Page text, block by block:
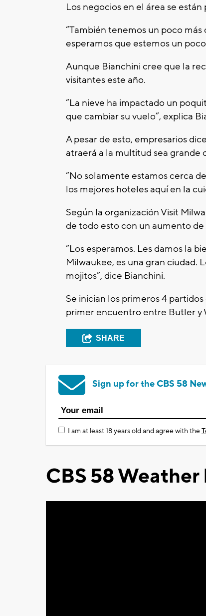
Los negocios en el área se
“También tenemos un poco
esperamos que estemos un
Aunque Bianchini cree que la
visitantes este año.
“La nieve ha impactado un
que cambiar su vuelo”, explica
A pesar de esto, empresarios
atraerá a la multitud sea grande
“No solamente estamos cerca
los mejores hoteles aquí en la
Según la organización Visit
de todo esto con un aumento
“Los esperamos. Les damos la
Milwaukee, es una gran ciudad.
mojitos”, dice Bianchini.
Se inician los primeros 4
primer encuentro entre Butler y
SHARE
Sign up for the CBS 58
I am at least 18 years old and agree with the
CBS 58 Weather